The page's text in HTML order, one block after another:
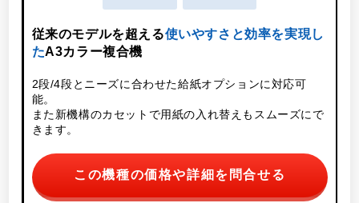
従来のモデルを超える使いやすさと効率を実現し
たA3カラー複合機
2段/4段とニーズに合わせた給紙オプションに対応可
能。
また新機構のカセットで用紙の入れ替えもスムーズにで
きます。
この機種の価格や詳細を問合せる